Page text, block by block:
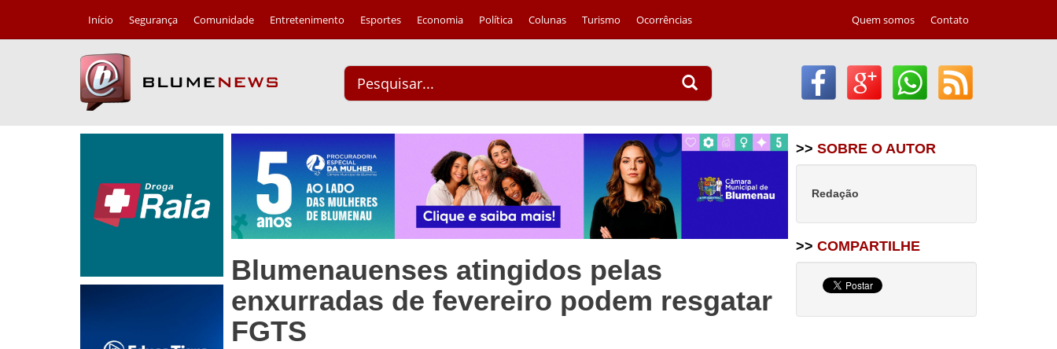
Início Segurança Comunidade Entretenimento Esportes Economia Política Colunas Turismo Ocorrências Quem somos Contato
Blumenauenses atingidos pelas
enxurradas de fevereiro podem resgatar
FGTS
>> SOBRE O AUTOR
Redação
>> COMPARTILHE